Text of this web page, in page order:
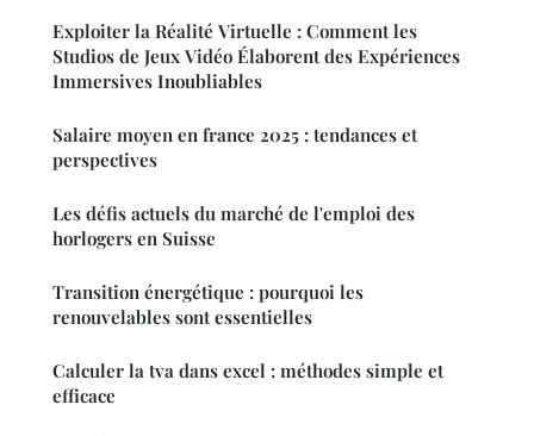
Exploiter la Réalité Virtuelle : Comment les
Studios de Jeux Vidéo Élaborent des Expériences
Immersives Inoubliables
Salaire moyen en france 2025 : tendances et
perspectives
Les défis actuels du marché de l'emploi des
horlogers en Suisse
Transition énergétique : pourquoi les
renouvelables sont essentielles
Calculer la tva dans excel : méthodes simple et
efficace